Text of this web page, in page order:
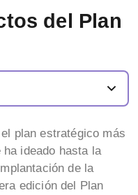
del Plan
plan estratégico más
ideado hasta la
de la
edición del Plan